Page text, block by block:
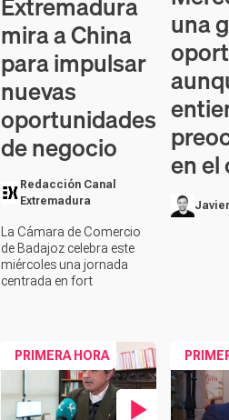
mira a China
para impulsar
nuevas
oportunidades
de negocio
Redacción Canal
Extremadura
La Cámara de Comercio
de Badajoz celebra este
miércoles una jornada
centrada en fort
una
en
PRIMERA HORA